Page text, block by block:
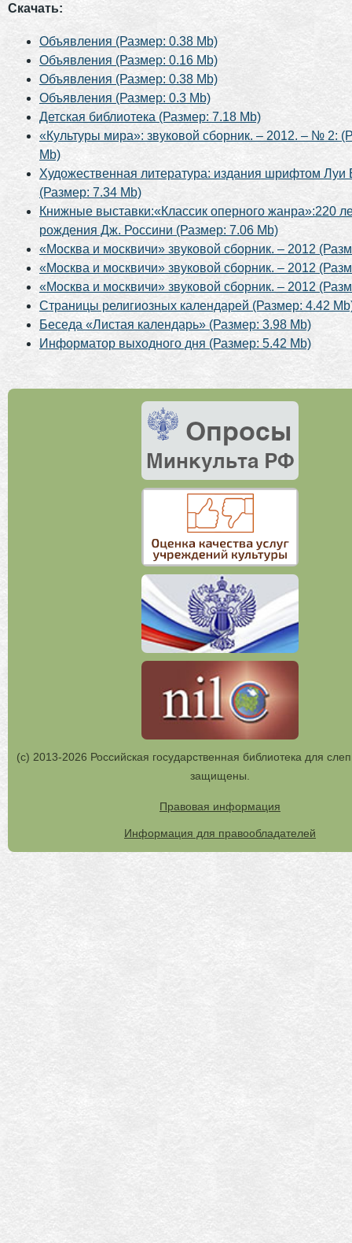
Скачать:
Объявления (Размер: 0.38 Mb)
Объявления (Размер: 0.16 Mb)
Объявления (Размер: 0.38 Mb)
Объявления (Размер: 0.3 Mb)
Детская библиотека (Размер: 7.18 Mb)
«Культуры мира»: звуковой сборник. – 2012. – № 2:
Mb)
Художественная литература: издания шрифтом Луи
(Размер: 7.34 Mb)
Книжные выставки:«Классик оперного жанра»:220
рождения Дж. Россини (Размер: 7.06 Mb)
«Москва и москвичи» звуковой сборник. – 2012
«Москва и москвичи» звуковой сборник. – 2012
«Москва и москвичи» звуковой сборник. – 2012
Страницы религиозных календарей (Размер: 4.42
Беседа «Листая календарь» (Размер: 3.98 Mb)
Информатор выходного дня (Размер: 5.42 Mb)
(с) 2013-2026 Российская государственная библиотека для
защищены.
Правовая информация
Информация для правообладателей